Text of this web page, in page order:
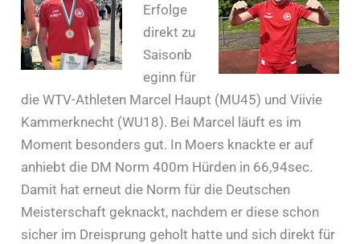
Erfolge
direkt zu
Saisonb
eginn für
die WTV-Athleten Marcel Haupt (MU45) und Viivie
Kammerknecht (WU18). Bei Marcel läuft es im
Moment besonders gut. In Moers knackte er auf
anhiebt die DM Norm 400m Hürden in 66,94sec.
Damit hat erneut die Norm für die Deutschen
Meisterschaft geknackt, nachdem er diese schon
sicher im Dreisprung geholt hatte und sich direkt für